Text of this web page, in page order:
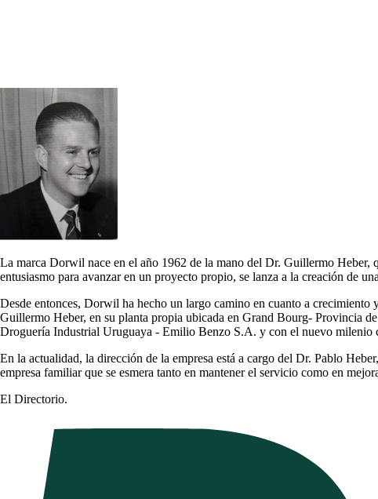
La marca Dorwil nace en el año 1962 de la mano del Dr. Guillermo
entusiasmo para avanzar en un proyecto propio, se lanza a la creación de
Desde entonces, Dorwil ha hecho un largo camino en cuanto a
Guillermo Heber, en su planta propia ubicada en Grand Bourg- Provincia
Droguería Industrial Uruguaya - Emilio Benzo S.A. y con el nuevo milenio
En la actualidad, la dirección de la empresa está a cargo del Dr. Pablo
empresa familiar que se esmera tanto en mantener el servicio como en
El Directorio.